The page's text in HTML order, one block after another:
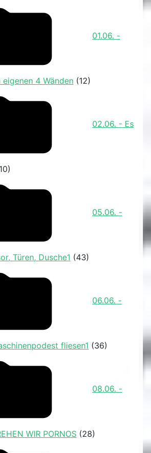
01.06. -
4 Wänden (12)
02.06. - Es
05.06. -
Türen, Dusche1 (43)
06.06. -
fliesen1 (36)
08.06. -
WIR PORNOS (28)